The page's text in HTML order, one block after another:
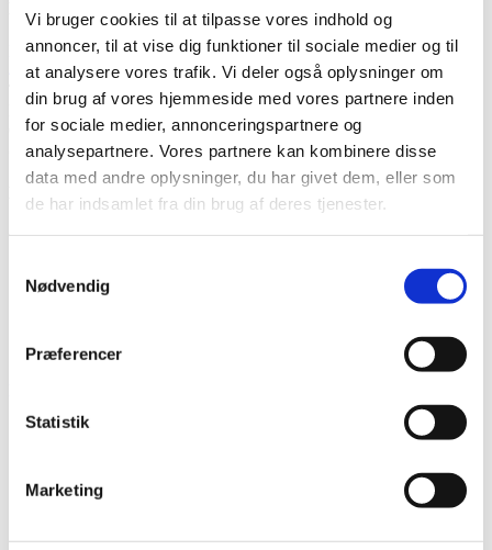
Vi bruger cookies til at tilpasse vores indhold og
annoncer, til at vise dig funktioner til sociale medier og til
at analysere vores trafik. Vi deler også oplysninger om
din brug af vores hjemmeside med vores partnere inden
for sociale medier, annonceringspartnere og
analysepartnere. Vores partnere kan kombinere disse
data med andre oplysninger, du har givet dem, eller som
de har indsamlet fra din brug af deres tjenester.
Nødvendig
Præferencer
Statistik
Marketing
Rødbyvej 6b
4930 Maribo
Tlf: +45 23115758
Mail: info@korphus.dk
CVR 35376933
@2026 korphus
Bliv en del af Korphus !
Persondata & cookiepolitik
Persondata & cookiepolitik